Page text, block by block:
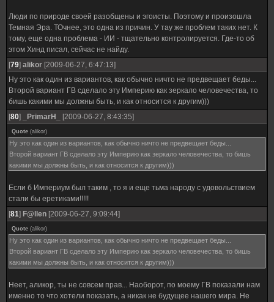
Люди по природе своей разобщены и эгоисты. Поэтому и произошла
Темная Эра. ТОчнее, это одна из причин. У тау же проблем таких нет. К
тому, еще одна проблема - ИИ - тщательно контролируется. Где-то об
этом Хинд писал, сейчас не найду.
[79] alikor [2009-06-27, 6:47:13]
Ну это как один из вариантов, как обычно ничто не предвещает беды...
Второй вариант ГВ сделало эту Империю как зеркало человечества, то
бишь какими мы должны быть, и как относится к другим)))
[80] _PrimarH_ [2009-06-27, 8:43:35]
Quote (alikor)
Ну это как один из вариантов, как обычно ничто не предвещает беды...
Второй вариант ГВ сделало эту Империю как зеркало человечества, то бишь
какими мы должны быть, и как относится к другим)))
Если б Империум был таким , то я и еще тьма народу с удовольствием
стали бы еретиками!!!!!
[81] F@llen [2009-06-27, 9:09:44]
Quote (alikor)
Ну это как один из вариантов, как обычно ничто не предвещает беды...
Второй вариант ГВ сделало эту Империю как зеркало человечества, то бишь
какими мы должны быть, и как относится к другим)))
Неет, аликор, ты не совсем прав... Наоборот, по моему ГВ показали нам
именно то что хотели показать, а никак не будущее нашего мира. Не